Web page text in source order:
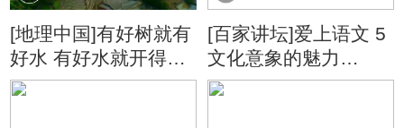
[地理中国]有好树就有
好水 有好水就开得好
田
[百家讲坛]爱上语文 5
文化意象的魅力
“水”与四大民间传说